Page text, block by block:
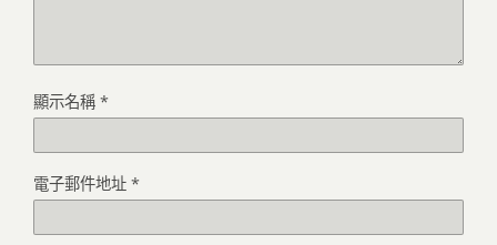
顯示名稱 *
電子郵件地址 *